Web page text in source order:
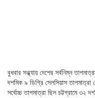
বুধবার সন্ধ্যায় দেশের সর্বনিম্ন
দশমিক ৯ ডিগ্রি সেলসিয়াস
সর্বোচ্চ তাপমাত্রা ছিল চট্টগ্রামে ৩২